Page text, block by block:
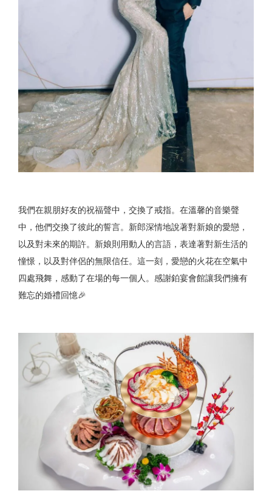
我們在親朋好友的祝福聲中，交換了戒指。在溫馨的音樂聲
中，他們交換了彼此的誓言。新郎深情地說著對新娘的愛戀，
以及對未來的期許。新娘則用動人的言語，表達著對新生活的
憧憬，以及對伴侶的無限信任。這一刻，愛戀的火花在空氣中
四處飛舞，感動了在場的每一個人。感謝鉑宴會館讓我們擁有
難忘的婚禮回憶🎉